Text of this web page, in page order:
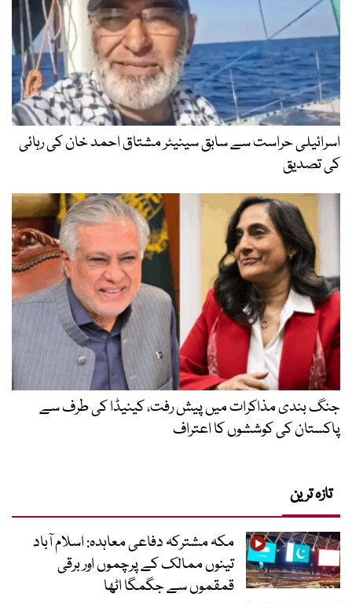
اسرائیلی حراست سے سابق سینیٹر مشتاق احمد خان کی رہائی
کی تصدیق
جنگ بندی مذاکرات میں پیش رفت، کینیڈا کی طرف سے
پاکستان کی کوششوں کا اعتراف
تازہ ترین
مکہ مشترکہ دفاعی معاہدہ: اسلام آباد
تینوں ممالک کے پرچموں اور برقی
قمقموں سے جگمگا اٹھا